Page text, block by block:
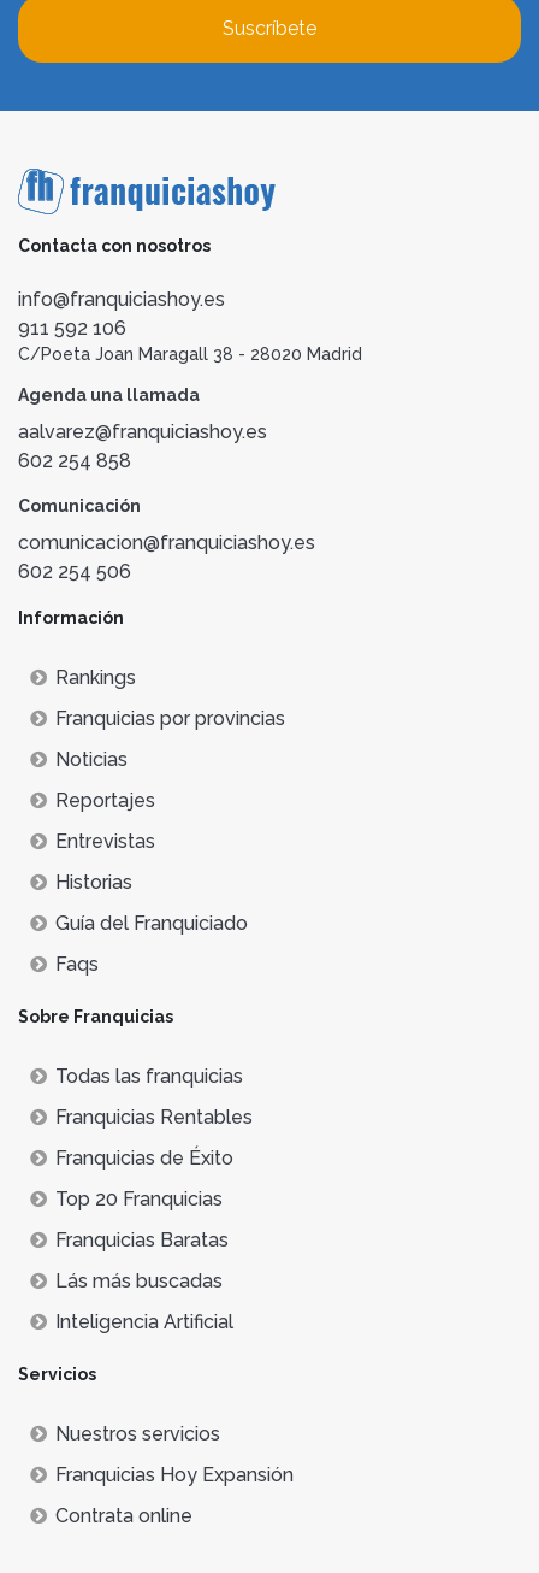
Suscríbete
Contacta con nosotros
info@franquiciashoy.es
911 592 106
C/Poeta Joan Maragall 38 - 28020 Madrid
Agenda una llamada
aalvarez@franquiciashoy.es
602 254 858
Comunicación
comunicacion@franquiciashoy.es
602 254 506
Información
Rankings
Franquicias por provincias
Noticias
Reportajes
Entrevistas
Historias
Guía del Franquiciado
Faqs
Sobre Franquicias
Todas las franquicias
Franquicias Rentables
Franquicias de Éxito
Top 20 Franquicias
Franquicias Baratas
Lás más buscadas
Inteligencia Artificial
Servicios
Nuestros servicios
Franquicias Hoy Expansión
Contrata online